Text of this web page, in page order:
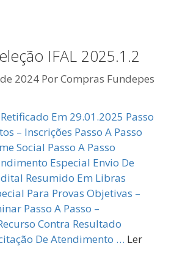
IFAL 2025.1.2
2024 PorCompras Fundepes
Em 29.01.2025 Passo
– Inscrições Passo A Passo
Social Passo A Passo
Especial Envio De
Resumido Em Libras
Para Provas Objetivas –
Passo A Passo –
Contra Resultado
De Atendimento … Ler